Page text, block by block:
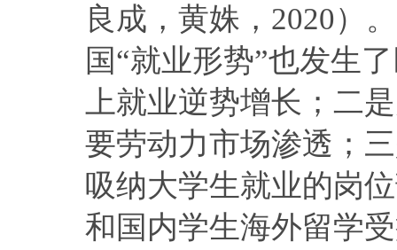
良成，黄姝，2020）
国“就业形势”也发生
上就业逆势增长；二
要劳动力市场渗透；
吸纳大学生就业的岗
和国内学生海外留学